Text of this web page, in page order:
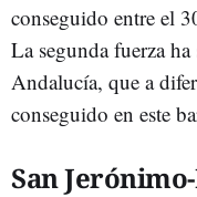
conseguido entre el
La segunda fuerza
Andalucía, que a
conseguido en este
San